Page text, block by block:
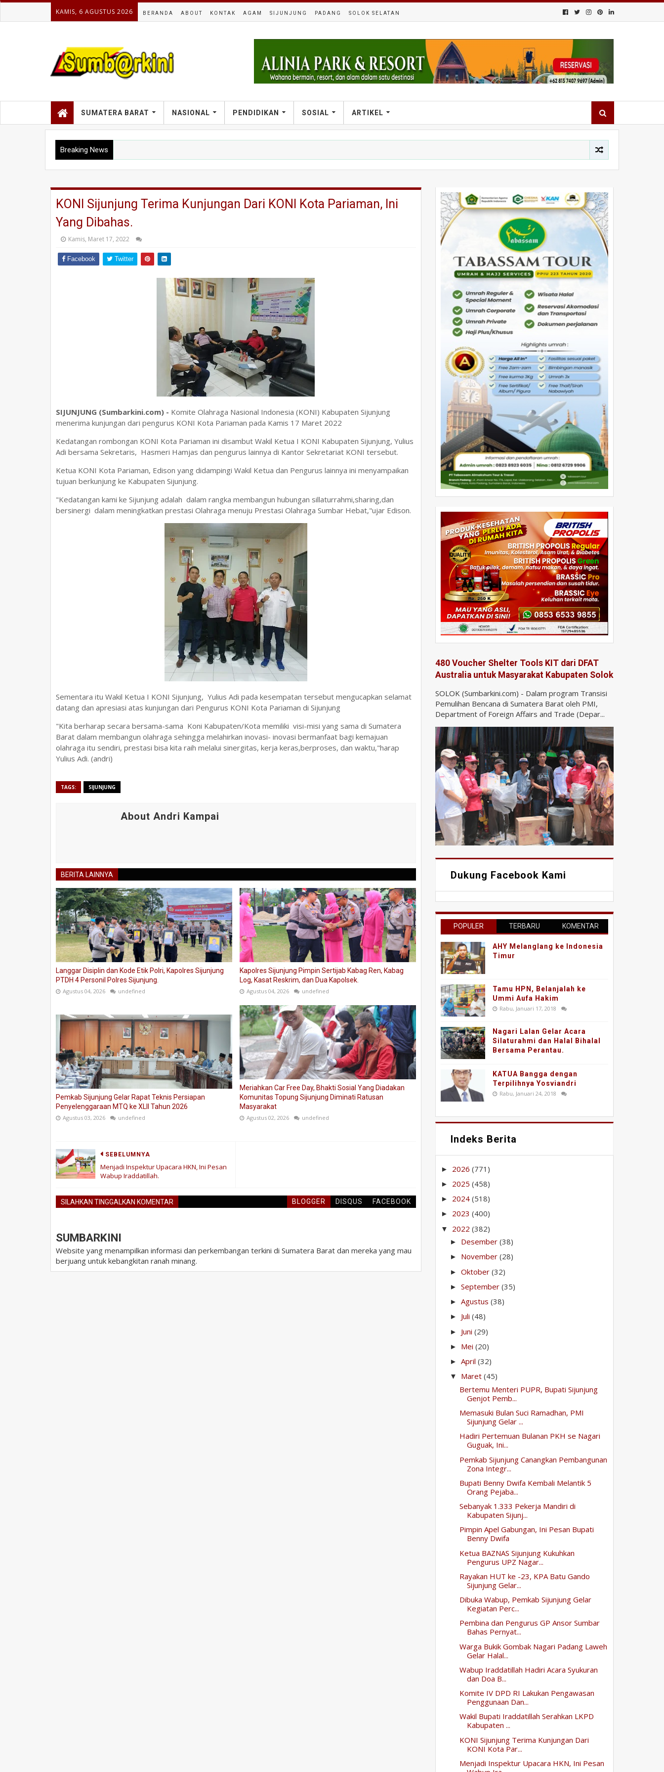
KAMIS, 6 AGUSTUS 2026 BERANDA ABOUT KONTAK AGAM SIJUNJUNG PADANG SOLOK SELATAN
SUMATERA BARAT NASIONAL PENDIDIKAN SOSIAL ARTIKEL
Breaking News
KONI Sijunjung Terima Kunjungan Dari KONI Kota Pariaman, Ini
Yang Dibahas.
Kamis, Maret 17, 2022
Facebook Twitter
SIJUNJUNG (Sumbarkini.com) - Komite Olahraga Nasional Indonesia (KONI) Kabupaten Sijunjung
menerima kunjungan dari pengurus KONI Kota Pariaman pada Kamis 17 Maret 2022
Kedatangan rombongan KONI Kota Pariaman ini disambut Wakil Ketua I KONI Kabupaten Sijunjung, Yulius
Adi bersama Sekretaris, Hasmeri Hamjas dan pengurus lainnya di Kantor Sekretariat KONI tersebut.
Ketua KONI Kota Pariaman, Edison yang didampingi Wakil Ketua dan Pengurus lainnya ini menyampaikan
tujuan berkunjung ke Kabupaten Sijunjung.
"Kedatangan kami ke Sijunjung adalah dalam rangka membangun hubungan sillaturrahmi,sharing,dan
bersinergi dalam meningkatkan prestasi Olahraga menuju Prestasi Olahraga Sumbar Hebat,"ujar Edison.
Sementara itu Wakil Ketua I KONI Sijunjung, Yulius Adi pada kesempatan tersebut mengucapkan selamat
datang dan apresiasi atas kunjungan dari Pengurus KONI Kota Pariaman di Sijunjung
"Kita berharap secara bersama-sama Koni Kabupaten/Kota memiliki visi-misi yang sama di Sumatera
Barat dalam membangun olahraga sehingga melahirkan inovasi- inovasi bermanfaat bagi kemajuan
olahraga itu sendiri, prestasi bisa kita raih melalui sinergitas, kerja keras,berproses, dan waktu,"harap
Yulius Adi. (andri)
TAGS: SIJUNJUNG
About Andri Kampai
BERITA LAINNYA
Langgar Disiplin dan Kode Etik Polri, Kapolres Sijunjung
PTDH 4 Personil Polres Sijunjung.
Agustus 04, 2026 undefined
Kapolres Sijunjung Pimpin Sertijab Kabag Ren, Kabag
Log, Kasat Reskrim, dan Dua Kapolsek.
Agustus 04, 2026 undefined
Pemkab Sijunjung Gelar Rapat Teknis Persiapan
Penyelenggaraan MTQ ke XLII Tahun 2026
Agustus 03, 2026 undefined
Meriahkan Car Free Day, Bhakti Sosial Yang Diadakan
Komunitas Topung Sijunjung Diminati Ratusan
Masyarakat
Agustus 02, 2026 undefined
SEBELUMNYA
Menjadi Inspektur Upacara HKN, Ini Pesan
Wabup Iraddatillah.
SILAHKAN TINGGALKAN KOMENTAR BLOGGER DISQUS FACEBOOK
SUMBARKINI
Website yang menampilkan informasi dan perkembangan terkini di Sumatera Barat dan mereka yang mau
berjuang untuk kebangkitan ranah minang.
480 Voucher Shelter Tools KIT dari DFAT
Australia untuk Masyarakat Kabupaten Solok
SOLOK (Sumbarkini.com) - Dalam program Transisi
Pemulihan Bencana di Sumatera Barat oleh PMI,
Department of Foreign Affairs and Trade (Depar...
Dukung Facebook Kami
POPULER TERBARU KOMENTAR
AHY Melanglang ke Indonesia
Timur
Tamu HPN, Belanjalah ke
Ummi Aufa Hakim
Rabu, Januari 17, 2018
Nagari Lalan Gelar Acara
Silaturahmi dan Halal Bihalal
Bersama Perantau.
KATUA Bangga dengan
Terpilihnya Yosviandri
Rabu, Januari 24, 2018
Indeks Berita
► 2026(771)
► 2025(458)
► 2024(518)
► 2023(400)
▼ 2022(382)
► Desember(38)
► November(28)
►Oktober(32)
►September(35)
►Agustus(38)
► Juli(48)
► Juni(29)
► Mei(20)
►April(32)
▼ Maret(45)
Bertemu Menteri PUPR, Bupati Sijunjung
Genjot Pemb...
Memasuki Bulan Suci Ramadhan, PMI
Sijunjung Gelar ...
Hadiri Pertemuan Bulanan PKH se Nagari
Guguak, Ini...
Pemkab Sijunjung Canangkan Pembangunan
Zona Integr...
Bupati Benny Dwifa Kembali Melantik 5
Orang Pejaba...
Sebanyak 1.333 Pekerja Mandiri di
Kabupaten Sijunj...
Pimpin Apel Gabungan, Ini Pesan Bupati
Benny Dwifa
Ketua BAZNAS Sijunjung Kukuhkan
Pengurus UPZ Nagar...
Rayakan HUT ke -23, KPA Batu Gando
Sijunjung Gelar...
Dibuka Wabup, Pemkab Sijunjung Gelar
Kegiatan Perc...
Pembina dan Pengurus GP Ansor Sumbar
Bahas Pernyat...
Warga Bukik Gombak Nagari Padang Laweh
Gelar Halal...
Wabup Iraddatillah Hadiri Acara Syukuran
dan Doa B...
Komite IV DPD RI Lakukan Pengawasan
Penggunaan Dan...
Wakil Bupati Iraddatillah Serahkan LKPD
Kabupaten ...
KONI Sijunjung Terima Kunjungan Dari
KONI Kota Par...
Menjadi Inspektur Upacara HKN, Ini Pesan